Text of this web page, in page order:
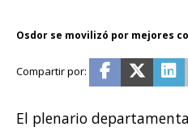
Osdor se movilizó por mejores
El plenario